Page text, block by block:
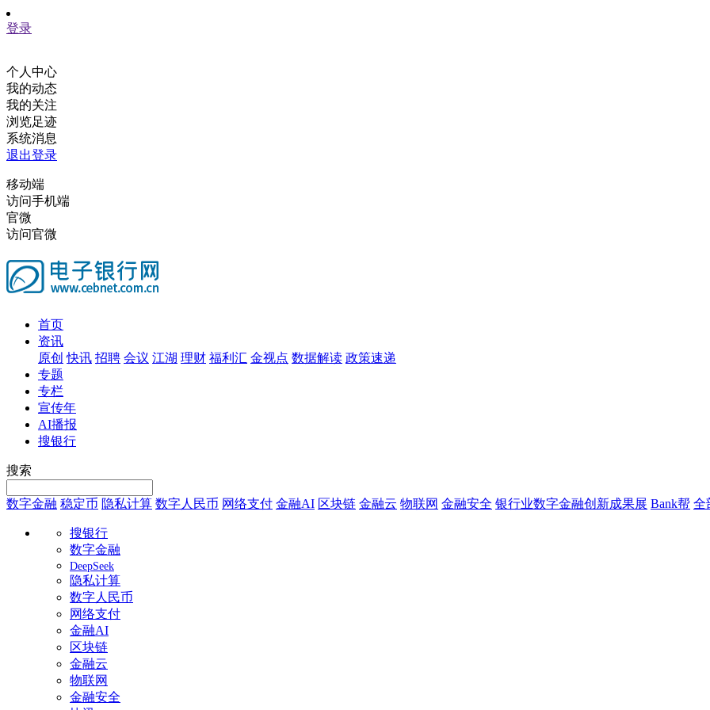
登录
个人中心
我的动态
我的关注
浏览足迹
系统消息
退出登录
移动端
访问手机端
官微
访问官微
首页
资讯
原创 快讯 招聘 会议 江湖 理财 福利汇 金视点 数据解读 政策速递
专题
专栏
宣传年
AI播报
搜银行
搜索
数字金融 稳定币 隐私计算 数字人民币 网络支付 金融AI 区块链 金融云 物联网 金融安全 银行业数字金融创新成果展 Bank帮 全
搜银行
数字金融
DeepSeek
隐私计算
数字人民币
网络支付
金融AI
区块链
金融云
物联网
金融安全